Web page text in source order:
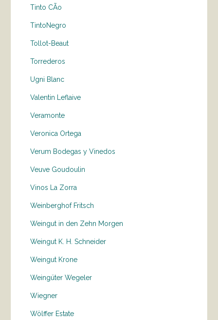
Tinto CÃo
TintoNegro
Tollot-Beaut
Torrederos
Ugni Blanc
Valentin Leflaive
Veramonte
Veronica Ortega
Verum Bodegas y Vinedos
Veuve Goudoulin
Vinos La Zorra
Weinberghof Fritsch
Weingut in den Zehn Morgen
Weingut K. H. Schneider
Weingut Krone
Weingüter Wegeler
Wiegner
Wölffer Estate